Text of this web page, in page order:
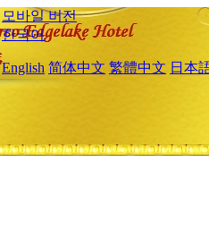
모바일 버전
한국어
English 简体中文 繁體中文 日本